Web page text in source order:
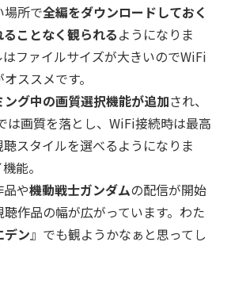
場所で全編をダウンロードしておく
ことなく観られるようになりま
ファイルサイズが大きいのでWiFi
ススメです。
ング中の画質選択機能が追加され、
は画質を落とし、WiFi接続時は最高
スタイルを選べるようになりま
能。
品や機動戦士ガンダムの配信が開始
作品の幅が広がっています。わた
デン』でも観ようかなぁと思ってし